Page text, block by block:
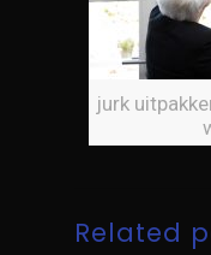
jurk
Related